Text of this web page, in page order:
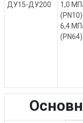
ДУ15-ДУ200
1,0
(PN10)
6,4
(PN64)